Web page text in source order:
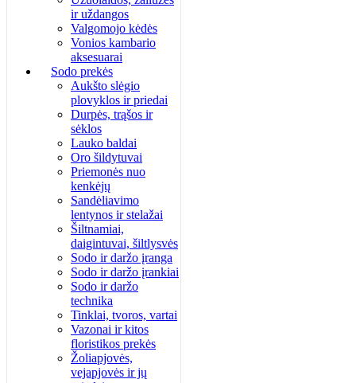
ir uždangos
Valgomojo kėdės
Vonios kambario
aksesuarai
Sodo prekės
Aukšto slėgio
plovyklos ir priedai
Durpės, trąšos ir
sėklos
Lauko baldai
Oro šildytuvai
Priemonės nuo
kenkėjų
Sandėliavimo
lentynos ir stelažai
Šiltnamiai,
daigintuvai, šiltlysvės
Sodo ir daržo įranga
Sodo ir daržo įrankiai
Sodo ir daržo
technika
Tinklai, tvoros, vartai
Vazonai ir kitos
floristikos prekės
Žoliapjovės,
vejapjovės ir jų